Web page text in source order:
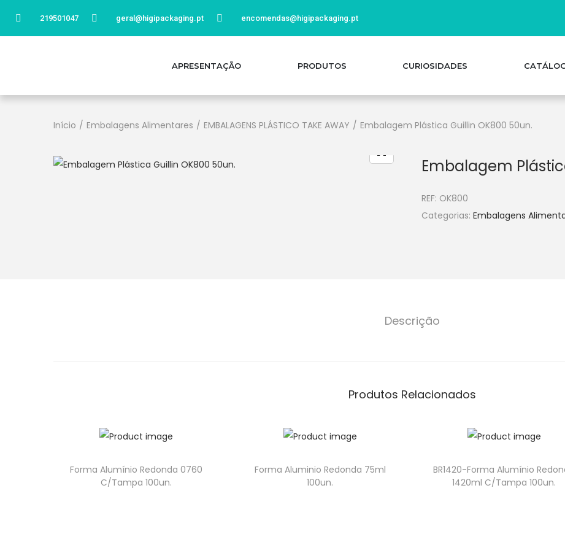
219501047 geral@higipackaging.pt encomendas@higipackaging.pt
APRESENTAÇÃO PRODUTOS CURIOSIDADES
Início / Embalagens Alimentares / EMBALAGENS PLÁSTICO TAKE AWAY / Embalagem Plástica Guillin OK800 50un.
Embalagem
REF: OK800
Categorias: Embalagens
Descrição
Produtos Relacionados
Forma Alumínio Redonda 0760
C/Tampa 100un.
Forma Aluminio Redonda 75ml
100un.
BR1420-Forma Alumínio
1420ml C/Tampa 100un.